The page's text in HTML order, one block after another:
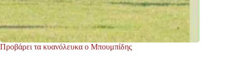
Προβάρει τα κυανόλευκα ο Μπουμπίδης